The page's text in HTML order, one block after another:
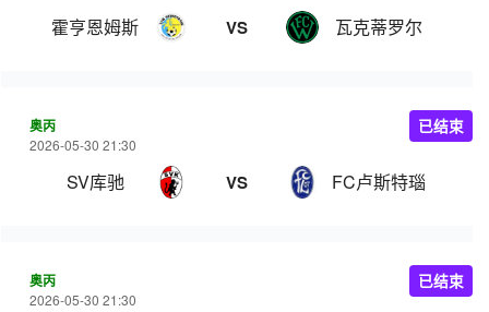
霍亨恩姆斯 VS 瓦克蒂罗尔
奥丙
2026-05-30 21:30
SV库驰 VS FC卢斯特瑙
已结束
奥丙
2026-05-30 21:30
已结束